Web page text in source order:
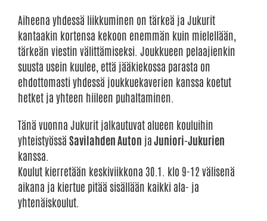
Aiheena yhdessä liikkuminen on tärkeä ja Jukurit
kantaakin kortensa kekoon enemmän kuin mielellään,
tärkeän viestin välittämiseksi. Joukkueen pelaajienkin
suusta usein kuulee, että jääkiekossa parasta on
ehdottomasti yhdessä joukkuekaverien kanssa koetut
hetket ja yhteen hiileen puhaltaminen.
Tänä vuonna Jukurit jalkautuvat alueen kouluihin
yhteistyössä Savilahden Auton jaJuniori-Jukurien
kanssa.
Koulut kierretään keskiviikkona 30.1. klo 9-12 välisenä
aikana ja kiertue pitää sisällään kaikki ala- ja
yhtenäiskoulut.